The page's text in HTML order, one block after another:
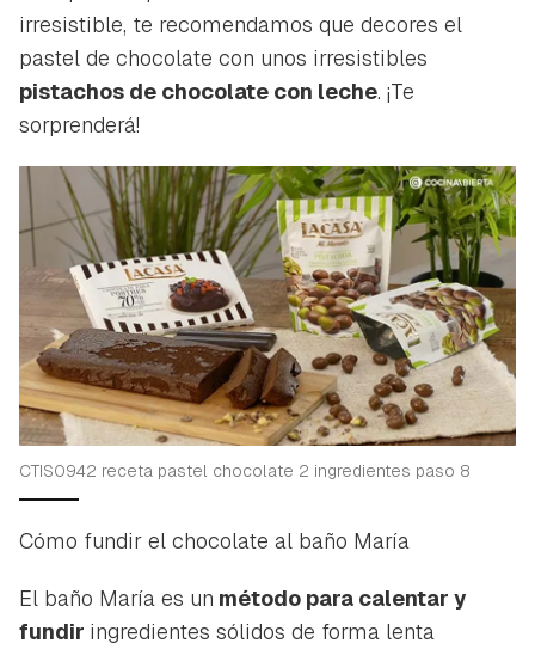
irresistible, te recomendamos que decores el
pastel de chocolate con unos irresistibles
pistachos de chocolate con leche. ¡Te
sorprenderá!
CTIS0942 receta pastel chocolate 2 ingredientes paso 8
Cómo fundir el chocolate al baño María
El baño María es un método para calentar y
fundir ingredientes sólidos de forma lenta